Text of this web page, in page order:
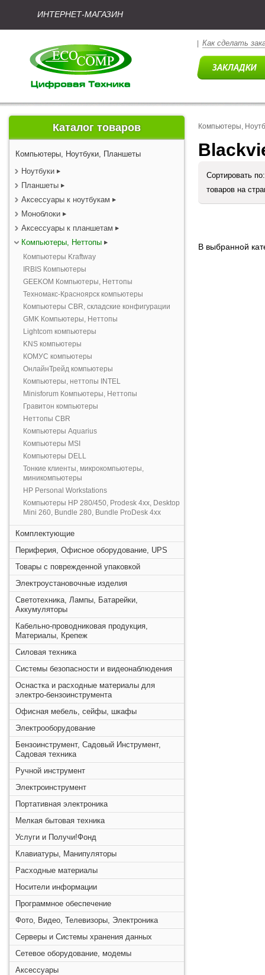
ИНТЕРНЕТ-МАГАЗИН
Как сделать
Каталог товаров
Компьютеры, Ноутбуки, Планшеты
Ноутбуки
Планшеты
Аксессуары к ноутбукам
Моноблоки
Аксессуары к планшетам
Компьютеры, Неттопы
Компьютеры Kraftway
IRBIS Компьютеры
GEEKOM Компьютеры, Неттопы
Техномакс-Красноярск компьютеры
Компьютеры CBR, складские конфигурации
GMK Компьютеры, Неттопы
Lightcom компьютеры
KNS компьютеры
КОМУС компьютеры
ОнлайнТрейд компьютеры
Компьютеры, неттопы INTEL
Minisforum Компьютеры, Неттопы
Гравитон компьютеры
Неттопы CBR
Компьютеры Aquarius
Компьютеры MSI
Компьютеры DELL
Тонкие клиенты, микрокомпьютеры,
миникомпьютеры
HP Personal Workstations
Компьютеры HP 280/450, Prodesk 4xx, Desktop
Mini 260, Bundle 280, Bundle ProDesk 4xx
Комплектующие
Периферия, Офисное оборудование, UPS
Товары с поврежденной упаковкой
Электроустановочные изделия
Светотехника, Лампы, Батарейки,
Аккумуляторы
Кабельно-проводниковая продукция,
Материалы, Крепеж
Силовая техника
Системы безопасности и видеонаблюдения
Оснастка и расходные материалы для
электро-бензоинструмента
Офисная мебель, сейфы, шкафы
Электрооборудование
Бензоинструмент, Садовый Инструмент,
Садовая техника
Ручной инструмент
Электроинструмент
Портативная электроника
Мелкая бытовая техника
Услуги и Получи!Фонд
Клавиатуры, Манипуляторы
Расходные материалы
Носители информации
Программное обеспечение
Фото, Видео, Телевизоры, Электроника
Серверы и Системы хранения данных
Сетевое оборудование, модемы
Аксессуары
Компьютеры,
Сортировать
товаров на
В выбранной